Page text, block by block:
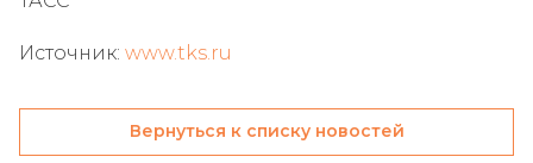
Источник: www.tks.ru
Вернуться к списку новостей